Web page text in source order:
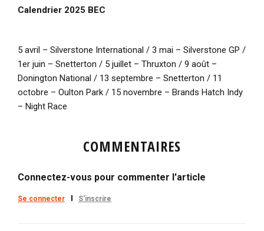
Calendrier 2025 BEC
5 avril – Silverstone International / 3 mai – Silverstone GP /
1er juin – Snetterton / 5 juillet – Thruxton / 9 août –
Donington National / 13 septembre – Snetterton / 11
octobre – Oulton Park / 15 novembre – Brands Hatch Indy
– Night Race
COMMENTAIRES
Connectez-vous pour commenter l'article
Se connecter S'inscrire